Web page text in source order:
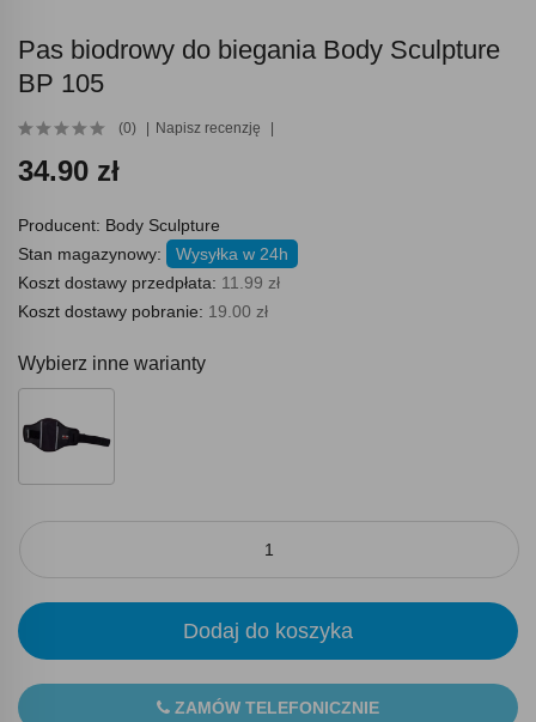
Pas biodrowy do biegania Body Sculpture
BP 105
(0) Napisz recenzję
34.90 zł
Producent: Body Sculpture
Stan magazynowy:
Wysyłka w 24h
Koszt dostawy przedpłata: 11.99 zł
Koszt dostawy pobranie: 19.00 zł
Wybierz inne warianty
Dodaj do koszyka
ZAMÓW TELEFONICZNIE